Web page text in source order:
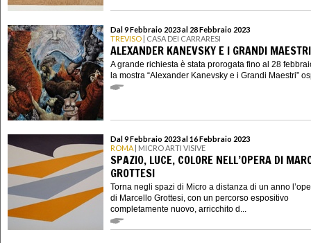
Dal 9 Febbraio 2023 al 28 Febbraio 2023
TREVISO | CASA DEI CARRARESI
ALEXANDER KANEVSKY E I GRANDI MAESTRI
A grande richiesta è stata prorogata fino al 28
la mostra “Alexander Kanevsky e i Grandi Maestri”
Dal 9 Febbraio 2023 al 16 Febbraio 2023
ROMA | MICRO ARTI VISIVE
SPAZIO, LUCE, COLORE NELL’OPERA DI
GROTTESI
Torna negli spazi di Micro a distanza di un anno
di Marcello Grottesi, con un percorso espositivo
completamente nuovo, arricchito d...